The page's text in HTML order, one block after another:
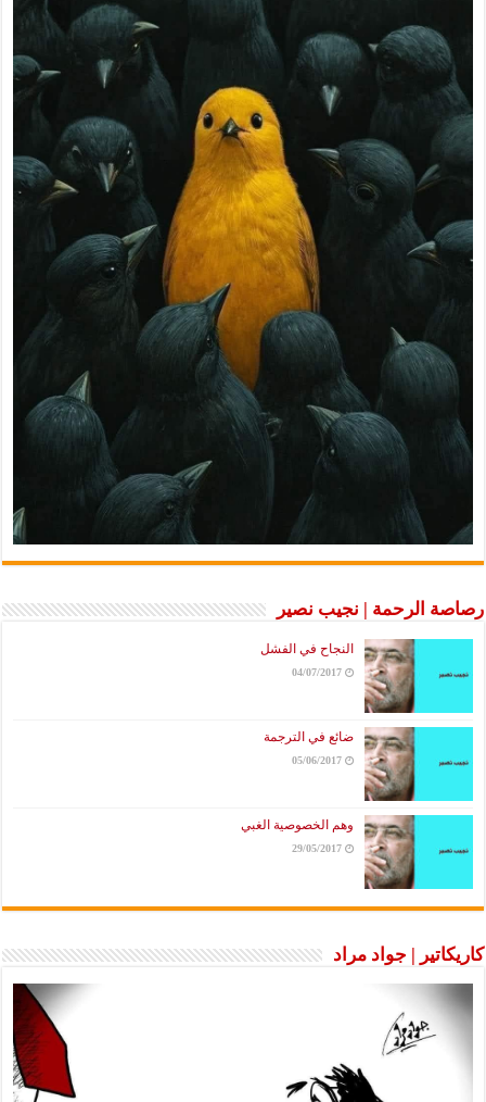
رصاصة الرحمة | نجيب نصير
النجاح في الفشل
04/07/2017
ضائع في الترجمة
05/06/2017
وهم الخصوصية الغبي
29/05/2017
كاريكاتير | جواد مراد